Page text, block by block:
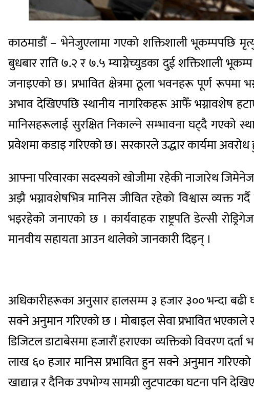
काठमाडौं – भेनेजुएलामा गएको शक्तिशाली भूकम्पपछि
बुधबार राति ७.२ र ७.५ म्याग्नेच्युडका दुई शक्तिशाली
जनाइएको छ। प्रभावित क्षेत्रमा ठूला भवनहरू पूर्ण रूपमा
अभाव देखिएपछि स्थानीय नागरिकहरू आफैँ भग्नावशेष
मानिसहरूलाई सुरक्षित निकाल्ने सम्भावना घट्दै गएको
प्रवेशमा कडाइ गरिएको छ। सरकारले उद्धार कार्यमा
आफ्ना परिवारका सदस्यको खोजीमा रहेकी नाजारेथ
अझै भग्नावशेषभित्र मानिस जीवित रहेको विश्वास व्यक्त
भइरहेको जनाएको छ । कार्यवाहक राष्ट्रपति डेल्सी
मानवीय सहायता आउन थालेको जानकारी दिइन् ।
अधिकारीहरूका अनुसार हालसम्म ३ हजार ३०० भन्दा
सक्ने अनुमान गरिएको छ । मोबाइल सेवा प्रभावित भएकाले
डिजिटल डाटाबेसमा हजारौं हराएका व्यक्तिको विवरण
लाख ६० हजार मानिस प्रभावित हुन सक्ने अनुमान
खाद्यान्न र दैनिक उपभोग्य सामग्री लुटपाटका घटना पनि